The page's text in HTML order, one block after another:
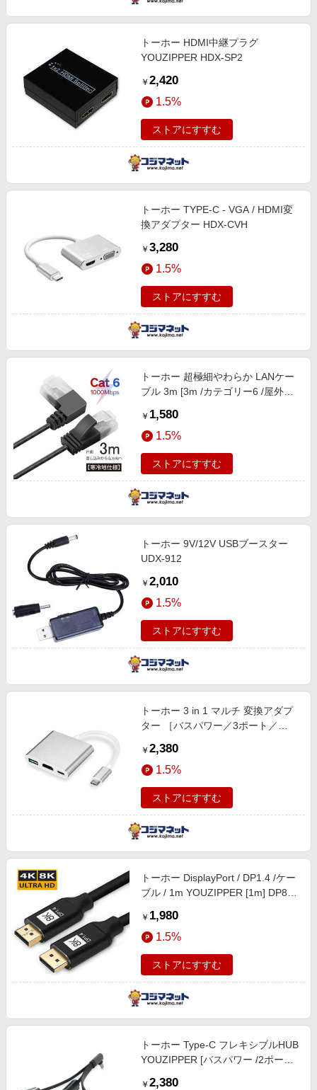
トーホー HDMI中継プラグ
YOUZIPPER HDX-SP2
￥ 2,420
1.5%
ストアにすすむ
トーホー TYPE-C - VGA / HDMI変
換アダプター HDX-CVH
￥ 3,280
1.5%
ストアにすすむ
トーホー 超極細やわらか LANケー
ブル 3m [3m /カテゴリー6 /屋外用]
￥ 1,580
1.5%
ストアにすすむ
トーホー 9V/12V USBブースター
UDX-912
￥ 2,010
1.5%
ストアにすすむ
トーホー 3 in 1 マルチ 変換アダプ
ター ［バスパワー／3ポート／
Delivery対応］ HDX-C3
￥ 2,380
1.5%
ストアにすすむ
トーホー DisplayPort / DP1.4 /ケー
ブル / 1m YOUZIPPER [1m] DP8K-
￥ 1,980
1.5%
ストアにすすむ
トーホー Type-C フレキシブルHUB
YOUZIPPER [バスパワー /2ポート
￥ 2,380